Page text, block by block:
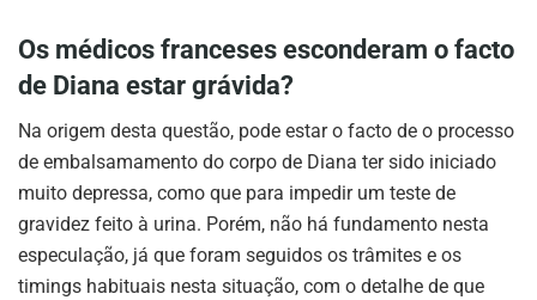
Os médicos franceses esconderam o facto
de Diana estar grávida?
Na origem desta questão, pode estar o facto de o processo
de embalsamamento do corpo de Diana ter sido iniciado
muito depressa, como que para impedir um teste de
gravidez feito à urina. Porém, não há fundamento nesta
especulação, já que foram seguidos os trâmites e os
timings habituais nesta situação, com o detalhe de que